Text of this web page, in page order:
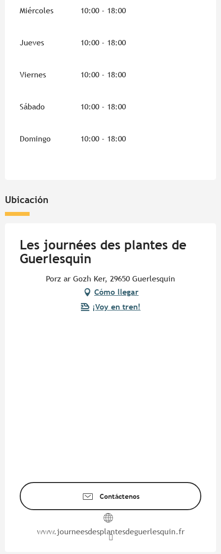
Miércoles 10:00 - 18:00
Jueves 10:00 - 18:00
Viernes 10:00 - 18:00
Sábado 10:00 - 18:00
Domingo 10:00 - 18:00
Ubicación
Les journées des plantes de
Guerlesquin
Porz ar Gozh Ker, 29650 Guerlesquin
Cómo llegar
¡Voy en tren!
Contáctenos
www.journeesdesplantesdeguerlesquin.fr